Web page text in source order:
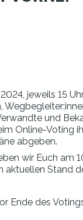
jeweils 15
und
Online-Voting
abgeben.
wir Euch am
aktuellen Stand
Ende des